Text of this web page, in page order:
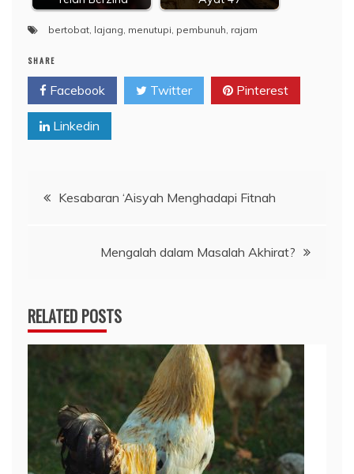
bertobat lajang menutupi pembunuh rajam
SHARE
Facebook Twitter Pinterest
Linkedin
Navigasi
Kesabaran ‘Aisyah Menghadapi Fitnah
Mengalah dalam Masalah Akhirat?
RELATED POSTS